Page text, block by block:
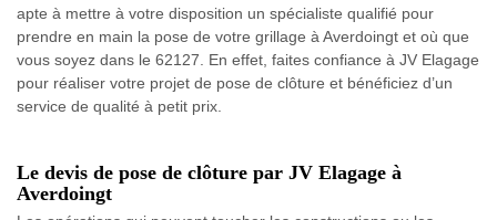
apte à mettre à votre disposition un spécialiste qualifié pour
prendre en main la pose de votre grillage à Averdoingt et où que
vous soyez dans le 62127. En effet, faites confiance à JV Elagage
pour réaliser votre projet de pose de clôture et bénéficiez d’un
service de qualité à petit prix.
Le devis de pose de clôture par JV Elagage à
Averdoingt